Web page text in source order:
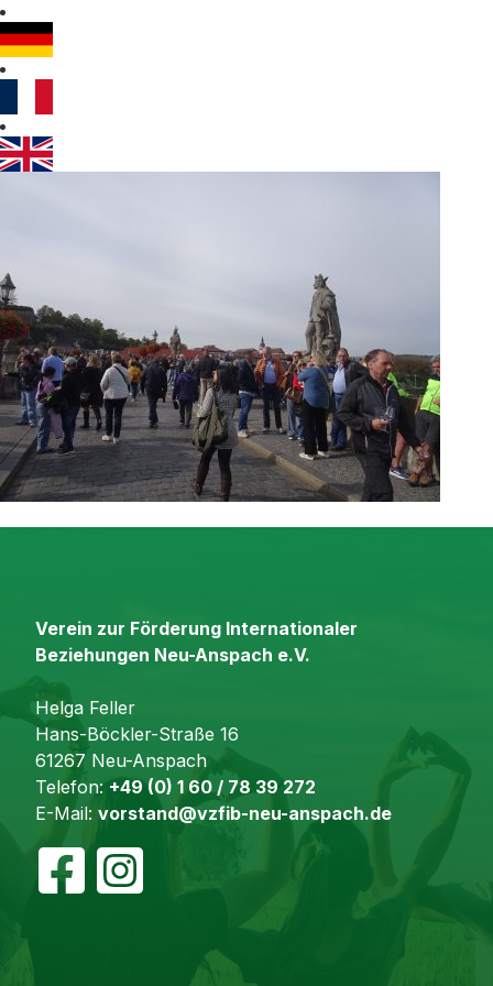
Verein zur Förderung Internationaler
Beziehungen Neu-Anspach e.V.
Helga Feller
Hans-Böckler-Straße 16
61267 Neu-Anspach
Telefon: +49 (0) 1 60 / 78 39 272
E-Mail: vorstand@vzfib-neu-anspach.de